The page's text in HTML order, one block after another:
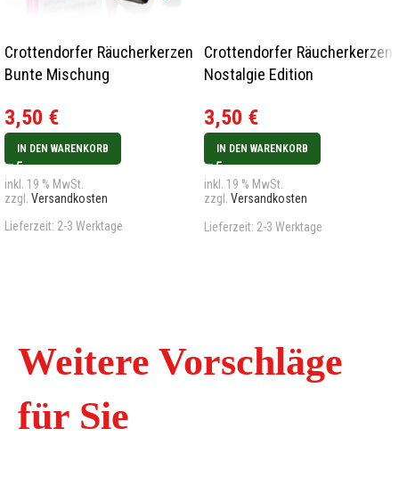
Crottendorfer Räucherkerzen
Bunte Mischung
3,50 €
IN DEN WARENKORB
inkl. 19 % MwSt.
zzgl. Versandkosten
Lieferzeit: 2-3 Werktage
Crottendorfer Räucherkerzen
Nostalgie Edition
3,50 €
IN DEN WARENKORB
inkl. 19 % MwSt.
zzgl. Versandkosten
Lieferzeit: 2-3 Werktage
Weitere Vorschläge
für Sie